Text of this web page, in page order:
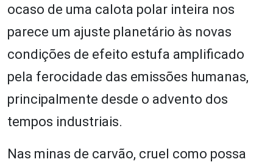
ocaso de uma calota polar inteira nos
parece um ajuste planetário às novas
condições de efeito estufa amplificado
pela ferocidade das emissões humanas,
principalmente desde o advento dos
tempos industriais.
Nas minas de carvão, cruel como possa